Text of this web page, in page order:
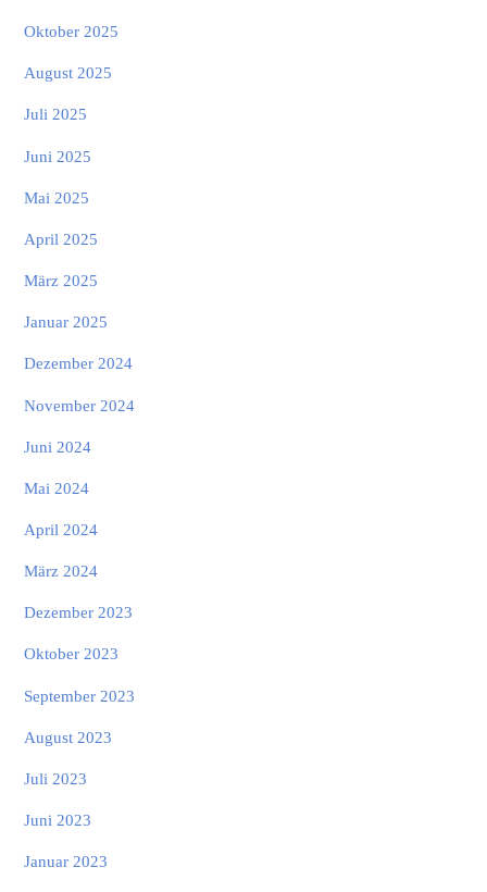
Oktober 2025
August 2025
Juli 2025
Juni 2025
Mai 2025
April 2025
März 2025
Januar 2025
Dezember 2024
November 2024
Juni 2024
Mai 2024
April 2024
März 2024
Dezember 2023
Oktober 2023
September 2023
August 2023
Juli 2023
Juni 2023
Januar 2023